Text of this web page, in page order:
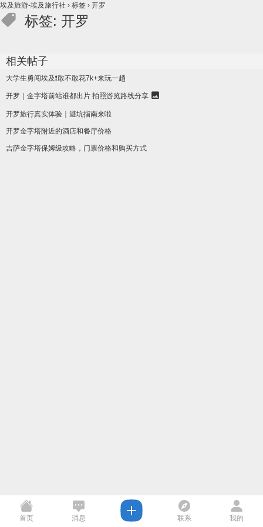
埃及旅游-埃及旅行社 › 标签 › 开罗
标签: 开罗
相关帖子
大学生勇闯埃及❗敢不敢花7k+来玩一趟
开罗｜金字塔前站谁都出片 拍照游览路线分享
开罗旅行真实体验｜避坑指南来啦
开罗金字塔附近的酒店和餐厅价格
吉萨金字塔保姆级攻略，门票价格和购买方式
首页 消息 联系 我的